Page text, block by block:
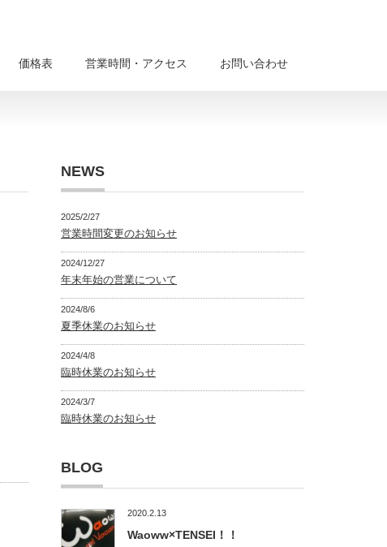
価格表 営業時間・アクセス お問い合わせ
NEWS
2025/2/27
営業時間変更のお知らせ
2024/12/27
年末年始の営業について
2024/8/6
夏季休業のお知らせ
2024/4/8
臨時休業のお知らせ
2024/3/7
臨時休業のお知らせ
BLOG
2020.2.13
Waoww×TENSEI！！